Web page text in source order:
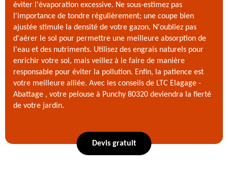
éviter l'évaporation excessive. Ne sous-estimez pas
l'importance de tondre régulièrement; une coupe bien
ajustée stimule la densité de votre gazon. N'oubliez pas
d'aérer le sol pour permettre une meilleure absorption de
l'eau et des nutriments. Utilisez des engrais naturels pour
enrichir votre sol, mais veillez à le faire de manière
responsable pour éviter la pollution. Enfin, la patience est
votre meilleure alliée. Avec les conseils de LTC Elagage -
Abattage , votre pelouse à Punchy 80320 deviendra la fierté
de votre jardin.
Devis gratuit